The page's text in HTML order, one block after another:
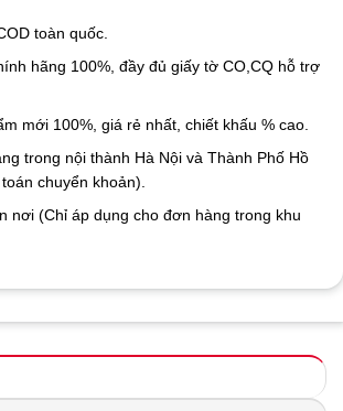
toàn quốc.
hãng 100%, đầy đủ giấy tờ CO,CQ hỗ trợ
mới 100%, giá rẻ nhất, chiết khấu % cao.
trong nội thành Hà Nội và Thành Phố Hồ
chuyển khoản).
nơi (Chỉ áp dụng cho đơn hàng trong khu